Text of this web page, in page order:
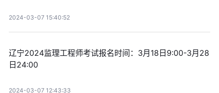
2024-03-07 15:40:52
辽宁2024监理工程师考试报名时间：3月18日9:00-3月28
日24:00
2024-03-07 12:43:33